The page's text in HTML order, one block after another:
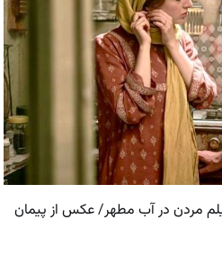
مردن در آب مطهر/ عکس از پیمان